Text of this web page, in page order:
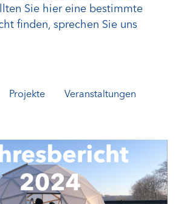
Sie hier eine bestimmte
finden, sprechen Sie uns
Projekte Veranstaltungen